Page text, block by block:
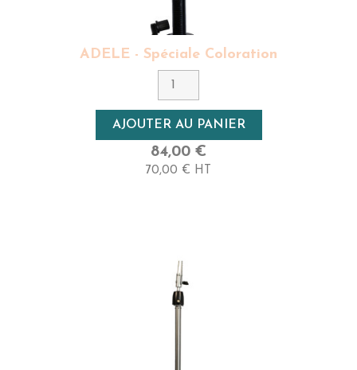
ADELE - Spéciale Coloration
AJOUTER AU PANIER
84,00 €
70,00 € HT